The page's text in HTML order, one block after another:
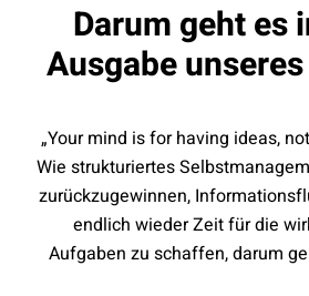
Darum geht es
Ausgabe
„Your mind is for having ideas,
Wie strukturiertes
zurückzugewinnen,
endlich wieder Zeit für die
Aufgaben zu schaffen, darum